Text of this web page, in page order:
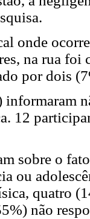
onde
na rua
por dois
12
sobre o
ou
quatro
não